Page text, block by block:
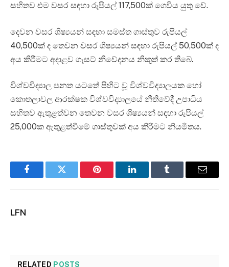
සහිතව එම වසර සඳහා රුපියල් 117‍,500ක් ගෙවිය යුතු වේ.
දෙවන වසර ශිෂ්‍යයන් සඳහා සමස්ත ගාස්තුව රුපියල්
40,500ක් ද තෙවන වසර ශිෂ්‍යයන් සඳහා රුපියල් 50,500ක් ද
අය කිරීමට අදාළව ගැසට් නිවේදනය නිකුත් කර තිබේ.
විශ්වවිද්‍යාල පනත යටතේ පිහිට වූ විශ්වවිද්‍යාලයක හෝ
කොතලාවල ආරක්ෂක විශ්වවිද්‍යාලයේ නීතිවේදී උපාධිය
සහිතව ඇතුළත්වන තෙවන වසර ශිෂ්‍යයන් සඳහා රුපියල්
25,000ක ඇතුළත්වීමේ ගාස්තුවක් අය කිරීමට නියමිතය.
FacebookTwitter Pinterest LinkedInTumblr Email
LFN
RELATED POSTS